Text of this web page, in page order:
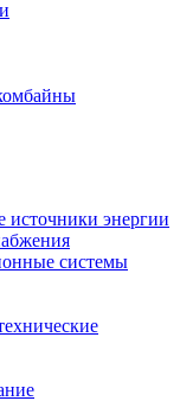
источники энергии
системы